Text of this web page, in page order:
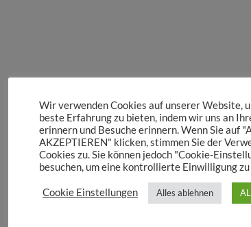
Wir verwenden Cookies auf unserer Website,
beste Erfahrung zu bieten, indem wir uns an
erinnern und Besuche erinnern. Wenn Sie auf
AKZEPTIEREN" klicken, stimmen Sie der
Cookies zu. Sie können jedoch "Cookie-
besuchen, um eine kontrollierte Einwilligung
Cookie Einstellungen Alles ablehnen